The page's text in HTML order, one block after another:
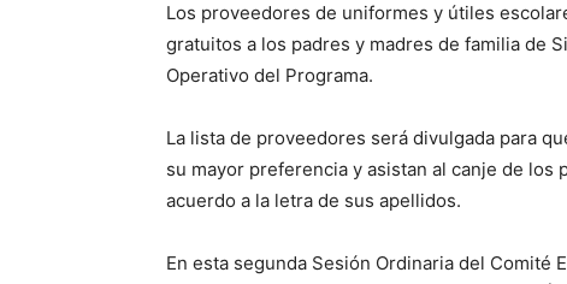
Los proveedores de uniformes y útiles
gratuitos a los padres y madres de familia de
Operativo del Programa.
La lista de proveedores será divulgada para
su mayor preferencia y asistan al canje de los
acuerdo a la letra de sus apellidos.
En esta segunda Sesión Ordinaria del Comité